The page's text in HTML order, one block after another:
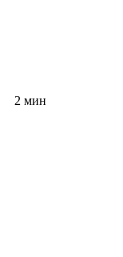
2 мин